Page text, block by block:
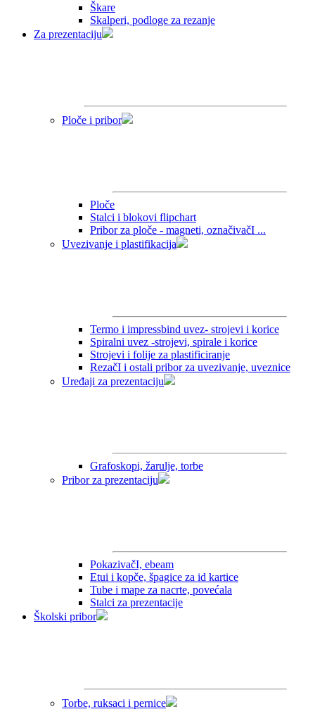
Škare
Skalperi, podloge za rezanje
Za prezentaciju
Ploče i pribor
Ploče
Stalci i blokovi flipchart
Pribor za ploče - magneti, označivačI ...
Uvezivanje i plastifikacija
Termo i impressbind uvez- strojevi i korice
Spiralni uvez -strojevi, spirale i korice
Strojevi i folije za plastificiranje
RezačI i ostali pribor za uvezivanje, uveznice
Uređaji za prezentaciju
Grafoskopi, žarulje, torbe
Pribor za prezentaciju
PokazivačI, ebeam
Etui i kopče, špagice za id kartice
Tube i mape za nacrte, povećala
Stalci za prezentacije
Školski pribor
Torbe, ruksaci i pernice